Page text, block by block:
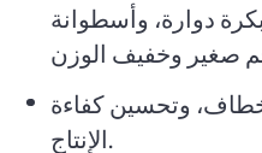
دوارة، وأسطوانة
وتحسين كفاءة
الإنتاج.